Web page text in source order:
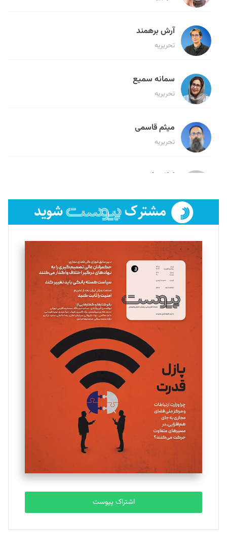
آرش برهمند
تحریریه
سمانه سمیع
تحریریه
میثم قاسمی
تحریریه
لیلا حنارود
فائزه فتحی رستمی
تحریریه
سروش کرمیان
تحریریه
مینا پاکدل
یسنا امان‌پور
تحریریه
ملینا جعفری
تحریریه
مصطفی مسجدی آرانی
تحریریه
بابک نقاش
تحریریه
اشتراک پیوست